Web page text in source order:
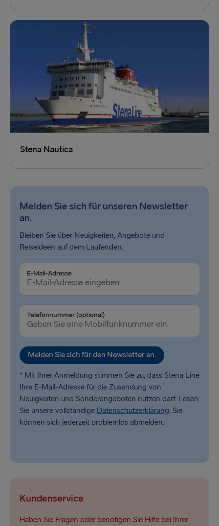
Stena Nautica
Melden Sie sich für unseren Newsletter
an.
Bleiben Sie über Neuigkeiten, Angebote und
Reiseideen auf dem Laufenden.
E-Mail-Adresse
Telefonnummer (optional)
Melden Sie sich für den Newsletter an.
* Mit Ihrer Anmeldung stimmen Sie zu, dass Stena Line
Ihre E-Mail-Adresse für die Zusendung von
Neuigkeiten und Sonderangeboten nutzen darf. Lesen
Sie unsere vollständige Datenschutzerklärung. Sie
können sich jederzeit problemlos abmelden.
Kundenservice
Haben Sie Fragen oder benötigen Sie Hilfe bei Ihrer